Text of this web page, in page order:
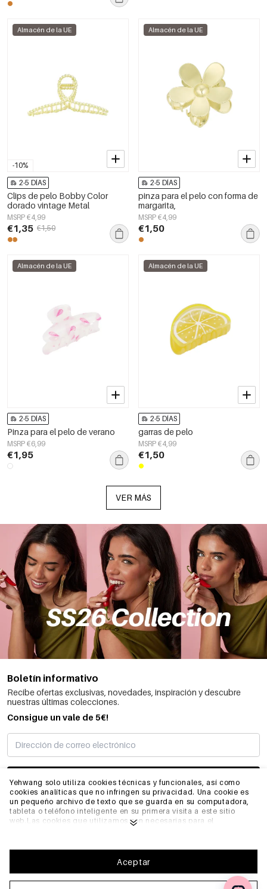
Yehwang solo utiliza cookies técnicas y funcionales, así como
cookies analíticas que no infringen su privacidad. Una cookie es
un pequeño archivo de texto que se guarda en su computadora,
tableta o teléfono inteligente en su primera visita a este sitio
web.Las cookies que utilizamos son necesarias para el
por ejemplo, sus preferencias. También nos permiten optimizar
nuestro sitio web.Para garantizar una buena experiencia de
navegación y compra en Yehwang, le recomendamos que acepte
nuestra recopilación y uso de cookies. Puede darse de baja de las
Aceptar
-10%
Almacén de la UE
2-5 DÍAS
Clips de pelo Bobby Color
dorado vintage Metal
MSRP €4,99
€1,35 €1,50
Almacén de la UE
2-5 DÍAS
pinza para el pelo con forma de
margarita,
MSRP €4,99
€1,50
Almacén de la UE
2-5 DÍAS
Pinza para el pelo de verano
MSRP €6,99
€1,95
Almacén de la UE
2-5 DÍAS
garras de pelo
MSRP €4,99
€1,50
VER MÁS
Boletín informativo
Recibe ofertas exclusivas, novedades, inspiración y descubre
nuestras últimas colecciones.
Consigue un vale de 5€!
SUSCRIBIRME
INFORMACIÓN